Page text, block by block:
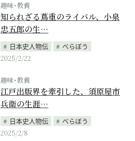
趣味･教養
知られざる蔦重のライバル、小泉
忠五郎の生…
日本史人物伝
べらぼう
2025/2/22
趣味･教養
江戸出版界を牽引した、須原屋市
兵衛の生涯…
日本史人物伝
べらぼう
2025/2/8